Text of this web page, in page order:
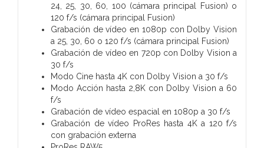
24, 25, 30, 60, 100 (cámara principal Fusion) o
120 f/s (cámara principal Fusion)
Grabación de vídeo en 1080p con Dolby Vision
a 25, 30, 60 o 120 f/s (cámara principal Fusion)
Grabación de vídeo en 720p con Dolby Vision a
30 f/s
Modo Cine hasta 4K con Dolby Vision a 30 f/s
Modo Acción hasta 2,8K con Dolby Vision a 60
f/s
Grabación de vídeo espacial en 1080p a 30 f/s
Grabación de vídeo ProRes hasta 4K a 120 f/s
con grabación externa